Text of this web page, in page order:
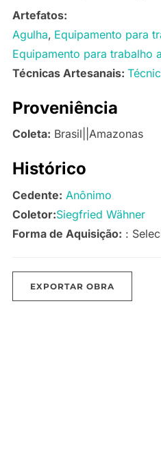
Artefatos:
Agulha Equipamento para
Equipamento para trabalho
Técnicas Artesanais:
Proveniência
Coleta: Brasil||Amazonas
Histórico
Cedente: Anônimo
Coletor:Siegfried Wähner
Forma de Aquisição: :
EXPORTAR OBRA